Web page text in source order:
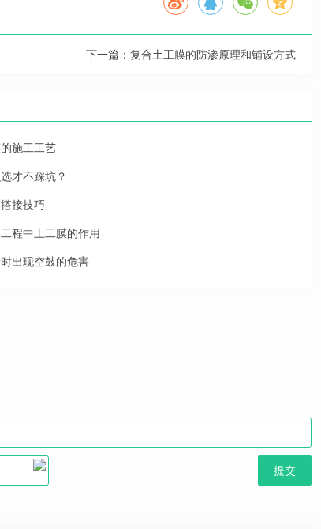
下一篇： 复合土工膜的防渗原理和铺设方式
施工工艺
才不踩坑？
接技巧
程中土工膜的作用
出现空鼓的危害